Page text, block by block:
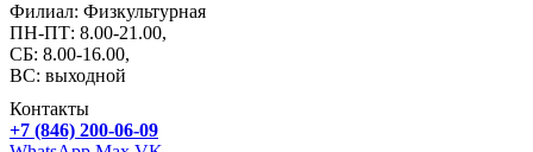
Филиал: Физкультурная
ПН-ПТ: 8.00-21.00,
СБ: 8.00-16.00,
ВС: выходной
Контакты
+7 (846) 200-06-09